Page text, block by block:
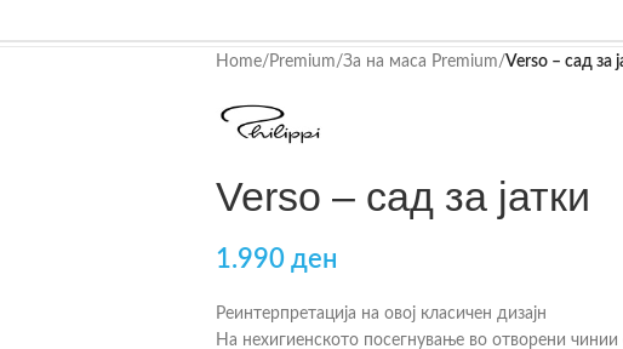
Home/ Premium/За на маса Premium/Verso – сад за
Verso – сад за јатки
1.990 ден
Реинтерпретација на овој класичен дизајн
На нехигиенското посегнување во отворени чинии